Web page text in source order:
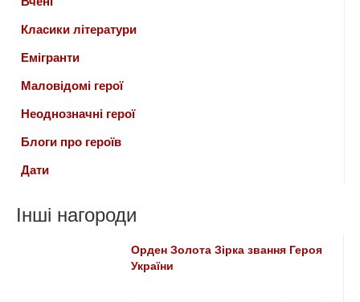
Класики літератури
Емігранти
Маловідомі герої
Неоднозначні герої
Блоги про героїв
Дати
Інші нагороди
Орден Золота Зірка звання Героя
України